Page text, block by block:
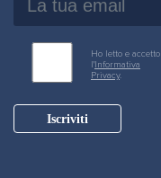
Ho letto e accetto
l'Informativa
Privacy.
Iscriviti